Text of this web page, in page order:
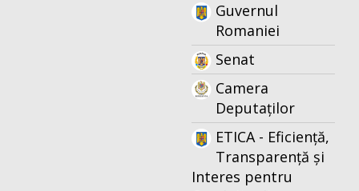
Guvernul
Romaniei
Senat
Camera
Deputaților
ETICA - Eficiență,
Transparență și
Interes pentru